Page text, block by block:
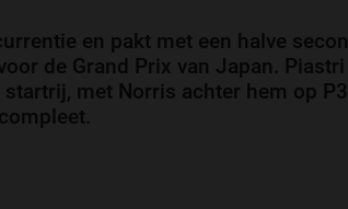
en pakt met een halve
de Grand Prix van Japan.
met Norris achter hem op